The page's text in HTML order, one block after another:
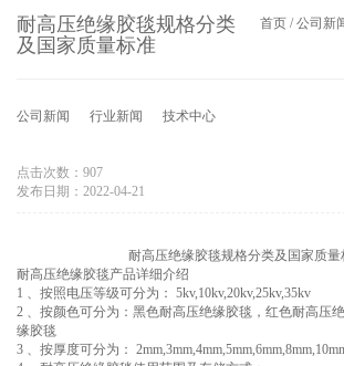
耐高压绝缘胶毯规格分类
及国家质量标准​
首页 /公司新
公司新闻 行业新闻 技术中心
点击次数：907
发布日期：2022-04-21
耐高压绝缘胶毯规格分类及国家质量
耐高压绝缘胶毯产品详细介绍
1 、按照电压等级可分为： 5kv,10kv,20kv,25kv,35kv
2 、按颜色可分为：黑色耐高压绝缘胶毯，红色耐高压
缘胶毯
3 、按厚度可分为：